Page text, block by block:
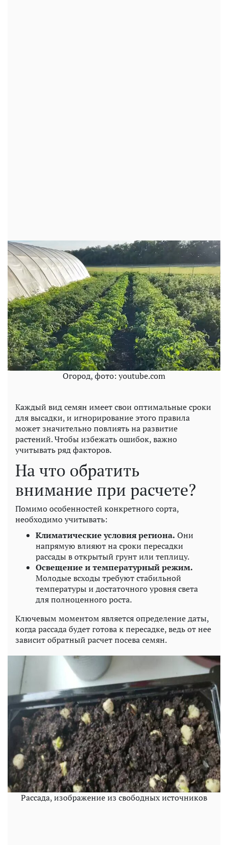
Огород, фото: youtube.com
Каждый вид семян имеет свои оптимальные сроки
для высадки, и игнорирование этого правила
может значительно повлиять на развитие
растений. Чтобы избежать ошибок, важно
учитывать ряд факторов.
На что обратить
внимание при расчете?
Помимо особенностей конкретного сорта,
необходимо учитывать:
Климатические условия региона. Они
напрямую влияют на сроки пересадки
рассады в открытый грунт или теплицу.
Освещение и температурный режим.
Молодые всходы требуют стабильной
температуры и достаточного уровня света
для полноценного роста.
Ключевым моментом является определение даты,
когда рассада будет готова к пересадке, ведь от нее
зависит обратный расчет посева семян.
Рассада, изображение из свободных источников